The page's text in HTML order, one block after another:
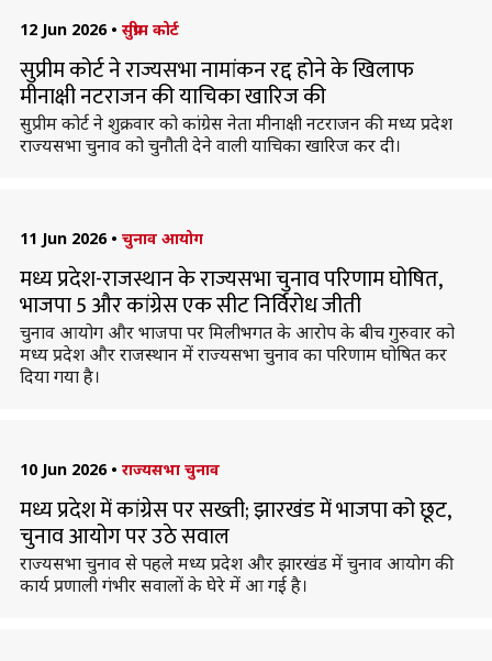
12 Jun 2026 • सुप्रीम कोर्ट
सुप्रीम कोर्ट ने राज्यसभा नामांकन रद्द होने के खिलाफ
मीनाक्षी नटराजन की याचिका खारिज की
सुप्रीम कोर्ट ने शुक्रवार को कांग्रेस नेता मीनाक्षी नटराजन की मध्य प्रदेश
राज्यसभा चुनाव को चुनौती देने वाली याचिका खारिज कर दी।
11 Jun 2026 • चुनाव आयोग
मध्य प्रदेश-राजस्थान के राज्यसभा चुनाव परिणाम घोषित,
भाजपा 5 और कांग्रेस एक सीट निर्विरोध जीती
चुनाव आयोग और भाजपा पर मिलीभगत के आरोप के बीच गुरुवार को
मध्य प्रदेश और राजस्थान में राज्यसभा चुनाव का परिणाम घोषित कर
दिया गया है।
10 Jun 2026 • राज्यसभा चुनाव
मध्य प्रदेश में कांग्रेस पर सख्ती; झारखंड में भाजपा को छूट,
चुनाव आयोग पर उठे सवाल
राज्यसभा चुनाव से पहले मध्य प्रदेश और झारखंड में चुनाव आयोग की
कार्य प्रणाली गंभीर सवालों के घेरे में आ गई है।